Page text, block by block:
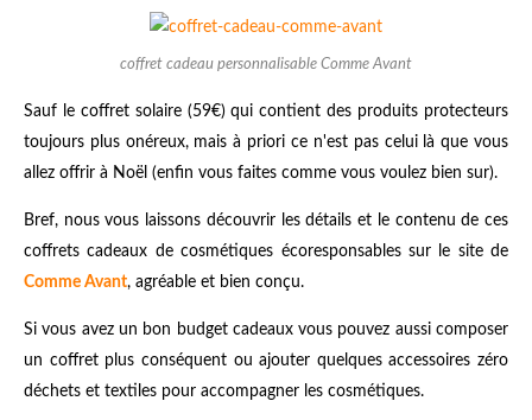
coffret cadeau personnalisable Comme Avant
Sauf le coffret solaire (59€) qui contient des produits protecteurs
toujours plus onéreux, mais à priori ce n'est pas celui là que vous
allez offrir à Noël (enfin vous faites comme vous voulez bien sur).
Bref, nous vous laissons découvrir les détails et le contenu de ces
coffrets cadeaux de cosmétiques écoresponsables sur le site de
Comme Avant, agréable et bien conçu.
Si vous avez un bon budget cadeaux vous pouvez aussi composer
un coffret plus conséquent ou ajouter quelques accessoires zéro
déchets et textiles pour accompagner les cosmétiques.